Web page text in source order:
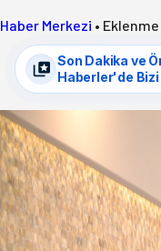
Haber Merkezi •
Son Dakika ve
Haberler'de Bizi